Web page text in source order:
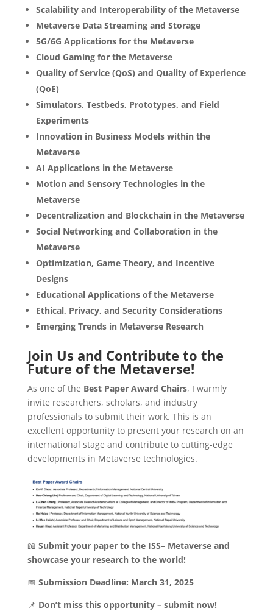
Scalability and Interoperability of the Metaverse
Metaverse Data Streaming and Storage
5G/6G Applications for the Metaverse
Cloud Gaming for the Metaverse
Quality of Service (QoS) and Quality of Experience
(QoE)
Simulators, Testbeds, Prototypes, and Field
Experiments
Innovation in Business Models within the
Metaverse
AI Applications in the Metaverse
Motion and Sensory Technologies in the
Metaverse
Decentralization and Blockchain in the Metaverse
Social Networking and Collaboration in the
Metaverse
Optimization, Game Theory, and Incentive
Designs
Educational Applications of the Metaverse
Ethical, Privacy, and Security Considerations
Emerging Trends in Metaverse Research
Join Us and Contribute to the
Future of the Metaverse!
As one of the Best Paper Award Chairs, I warmly
invite researchers, scholars, and industry
professionals to submit their work. This is an
excellent opportunity to present your research on an
international stage and contribute to cutting-edge
developments in Metaverse technologies.
📖 Submit your paper to the ISS– Metaverse and
showcase your research to the world!
📅 Submission Deadline: March 31, 2025
📌 Don’t miss this opportunity – submit now!